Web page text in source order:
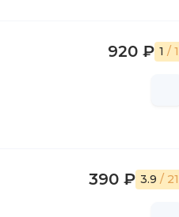
920 ₽ 1 / 1
390 ₽ 3.9 / 21